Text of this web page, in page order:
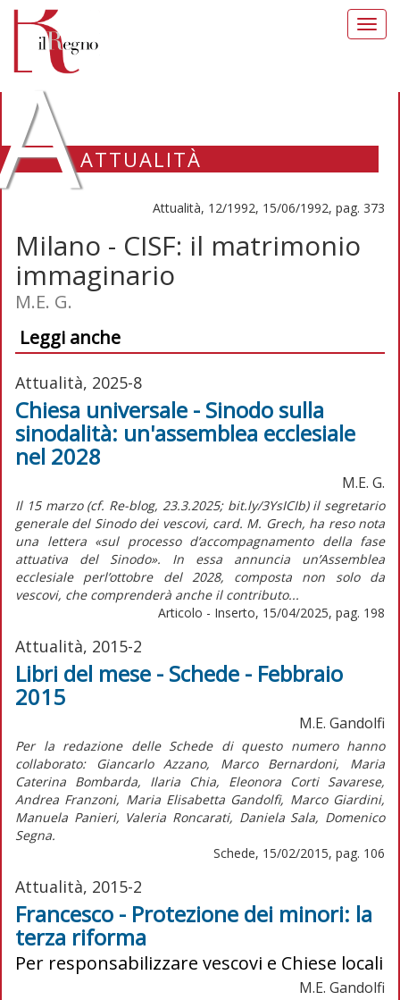
ATTUALITÀ
Attualità, 12/1992, 15/06/1992, pag. 373
Milano - CISF: il matrimonio
immaginario
M.E. G.
Leggi anche
Attualità, 2025-8
Chiesa universale - Sinodo sulla
sinodalità: un'assemblea ecclesiale
nel 2028
M.E. G.
Il 15 marzo (cf. Re-blog, 23.3.2025; bit.ly/3YsICIb) il segretario
generale del Sinodo dei vescovi, card. M. Grech, ha reso nota
una lettera «sul processo d’accompagnamento della fase
attuativa del Sinodo». In essa annuncia un’Assemblea
ecclesiale perl’ottobre del 2028, composta non solo da
vescovi, che comprenderà anche il contributo...
Articolo - Inserto, 15/04/2025, pag. 198
Attualità, 2015-2
Libri del mese - Schede - Febbraio
2015
M.E. Gandolfi
Per la redazione delle Schede di questo numero hanno
collaborato: Giancarlo Azzano, Marco Bernardoni, Maria
Caterina Bombarda, Ilaria Chia, Eleonora Corti Savarese,
Andrea Franzoni, Maria Elisabetta Gandolfi, Marco Giardini,
Manuela Panieri, Valeria Roncarati, Daniela Sala, Domenico
Segna.
Schede, 15/02/2015, pag. 106
Attualità, 2015-2
Francesco - Protezione dei minori: la
terza riforma
Per responsabilizzare vescovi e Chiese locali
M.E. Gandolfi